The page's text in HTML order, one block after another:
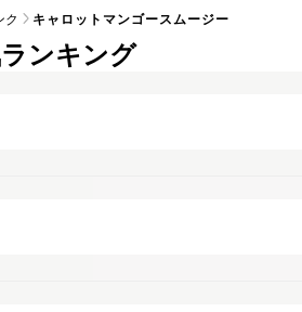
ク キャロットマンゴースムージー
ンキング